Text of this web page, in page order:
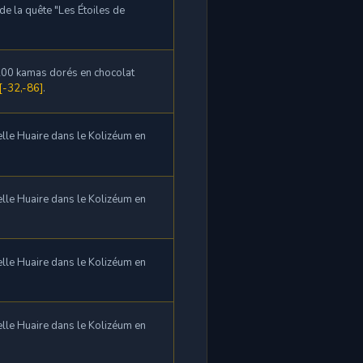
la quête "Les Étoiles de
kamas dorés en chocolat
32,-86].
Huaire dans le Kolizéum en
Huaire dans le Kolizéum en
Huaire dans le Kolizéum en
Huaire dans le Kolizéum en